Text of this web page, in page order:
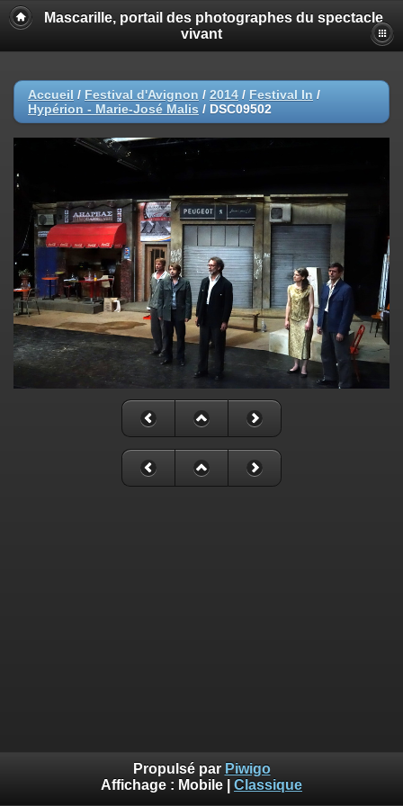
Mascarille, portail des photographes du spectacle
vivant
Accueil / Festival d'Avignon / 2014 / Festival In /
Hypérion - Marie-José Malis / DSC09502
Propulsé par Piwigo
Affichage : Mobile Classique